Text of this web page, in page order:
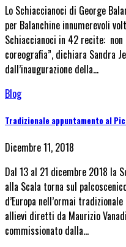
Lo Schiaccianoci di George
per Balanchine innumerevoli
Schiaccianoci in 42 recite:
coreografia”, dichiara Sandra
dall’inaugurazione della…
Blog
Tradizionale appuntamento al
Dicembre 11, 2018
Dal 13 al 21 dicembre 2018 la
alla Scala torna sul
d’Europa nell’ormai
allievi diretti da Maurizio
commissionato dalla…